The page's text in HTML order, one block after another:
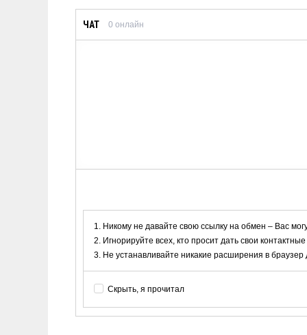
ЧАТ 0 онлайн
Никому не давайте свою ссылку на обмен – Вас
Игнорируйте всех, кто просит дать свои
Не устанавливайте никакие расширения в
Скрыть, я прочитал